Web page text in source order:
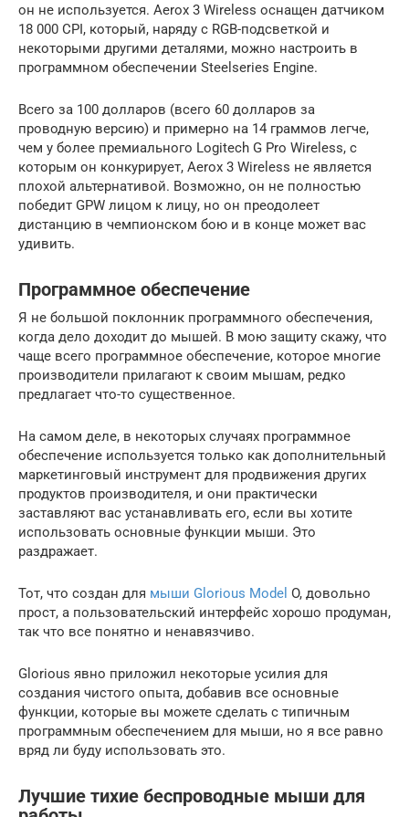
он не используется. Aerox 3 Wireless оснащен датчиком
18 000 CPI, который, наряду с RGB-подсветкой и
некоторыми другими деталями, можно настроить в
программном обеспечении Steelseries Engine.
Всего за 100 долларов (всего 60 долларов за
проводную версию) и примерно на 14 граммов легче,
чем у более премиального Logitech G Pro Wireless, с
которым он конкурирует, Aerox 3 Wireless не является
плохой альтернативой. Возможно, он не полностью
победит GPW лицом к лицу, но он преодолеет
дистанцию ​​в чемпионском бою и в конце может вас
удивить.
Программное обеспечение
Я не большой поклонник программного обеспечения,
когда дело доходит до мышей. В мою защиту скажу, что
чаще всего программное обеспечение, которое многие
производители прилагают к своим мышам, редко
предлагает что-то существенное.
На самом деле, в некоторых случаях программное
обеспечение используется только как дополнительный
маркетинговый инструмент для продвижения других
продуктов производителя, и они практически
заставляют вас устанавливать его, если вы хотите
использовать основные функции мыши. Это
раздражает.
Тот, что создан для мыши Glorious Model O, довольно
прост, а пользовательский интерфейс хорошо продуман,
так что все понятно и ненавязчиво.
Glorious явно приложил некоторые усилия для
создания чистого опыта, добавив все основные
функции, которые вы можете сделать с типичным
программным обеспечением для мыши, но я все равно
вряд ли буду использовать это.
Лучшие тихие беспроводные мыши для